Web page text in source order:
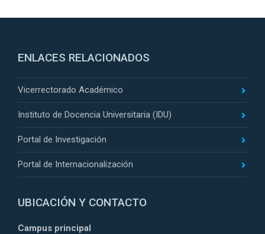
ENLACES RELACIONADOS
Vicerrectorado Académico
Instituto de Docencia Universitaria (IDU)
Portal de Investigación
Portal de Internacionalización
UBICACIÓN Y CONTACTO
Campus principal